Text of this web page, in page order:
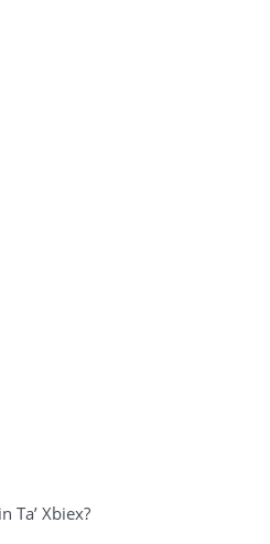
Ta’ Xbiex?